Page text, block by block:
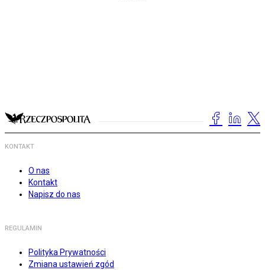
KONTAKT
O nas
Kontakt
Napisz do nas
REGULAMIN
Polityka Prywatności
Zmiana ustawień zgód